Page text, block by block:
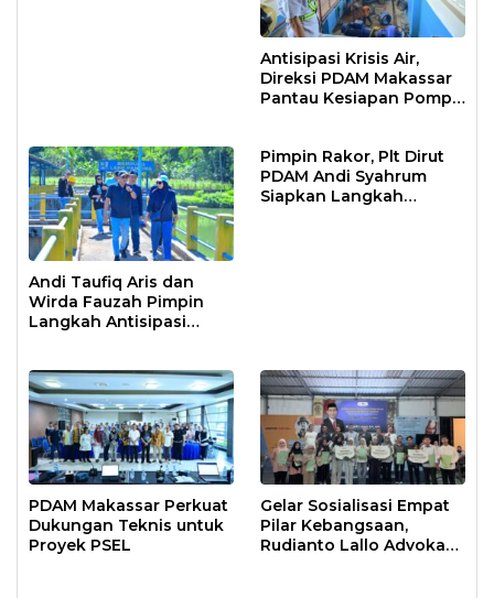
Antisipasi Krisis Air,
Direksi PDAM Makassar
Pantau Kesiapan Pompa
Andi Taufiq Aris dan
Wirda Fauzah Pimpin
Langkah Antisipasi
Pimpin Rakor, Plt Dirut
PDAM Andi Syahrum
Siapkan Langkah
PDAM Makassar Perkuat
Dukungan Teknis untuk
Proyek PSEL
Gelar Sosialisasi Empat
Pilar Kebangsaan,
Rudianto Lallo Advokasi